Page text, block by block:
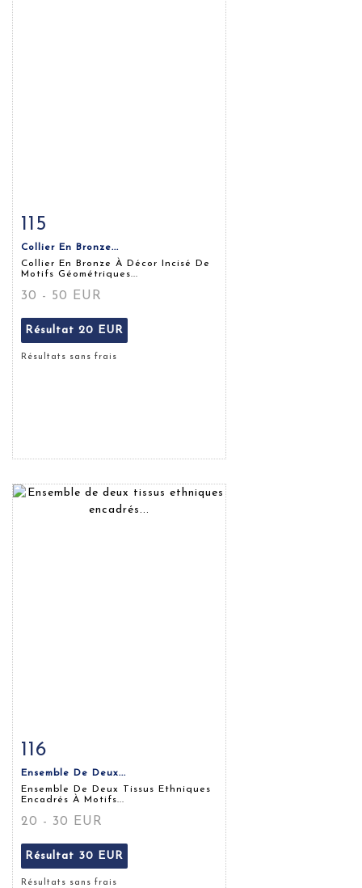
Fiche détaillée
115
Collier En Bronze...
Collier En Bronze À Décor Incisé De
Motifs Géométriques...
30 - 50 EUR
Résultat 20 EUR
Résultats sans frais
Fiche détaillée
116
Ensemble De Deux...
Ensemble De Deux Tissus Ethniques
Encadrés À Motifs...
20 - 30 EUR
Résultat 30 EUR
Résultats sans frais